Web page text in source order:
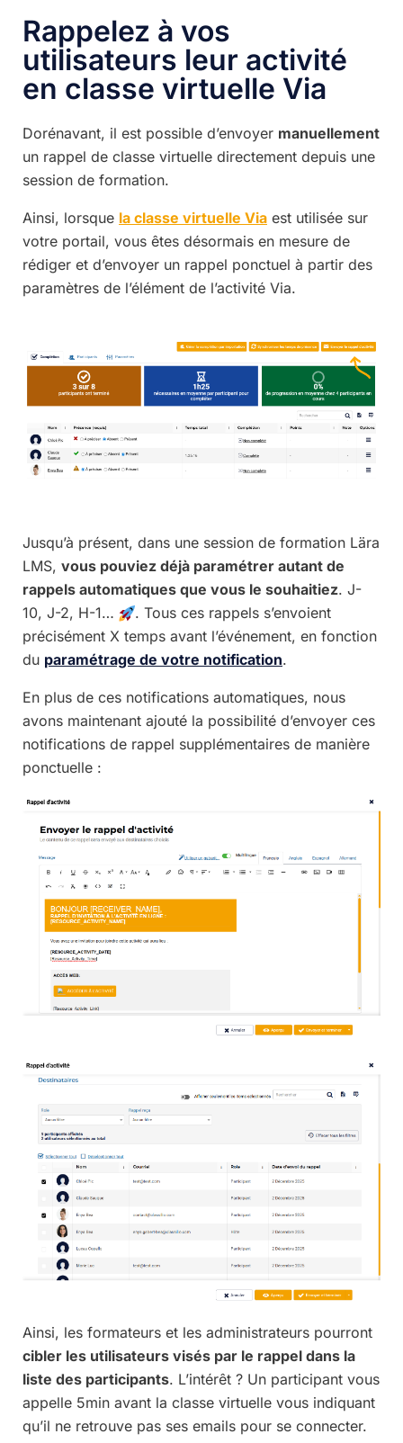
Rappelez à vos
utilisateurs leur activité
en classe virtuelle Via
Dorénavant, il est possible d’envoyer manuellement
un rappel de classe virtuelle directement depuis une
session de formation.
Ainsi, lorsque la classe virtuelle Via est utilisée sur
votre portail, vous êtes désormais en mesure de
rédiger et d’envoyer un rappel ponctuel à partir des
paramètres de l’élément de l’activité Via.
Jusqu’à présent, dans une session de formation Lära
LMS, vous pouviez déjà paramétrer autant de
rappels automatiques que vous le souhaitiez. J-
10, J-2, H-1…
. Tous ces rappels s’envoient
précisément X temps avant l’événement, en fonction
du paramétrage de votre notification.
En plus de ces notifications automatiques, nous
avons maintenant ajouté la possibilité d’envoyer ces
notifications de rappel supplémentaires de manière
ponctuelle :
Ainsi, les formateurs et les administrateurs pourront
cibler les utilisateurs visés par le rappel dans la
liste des participants. L’intérêt ? Un participant vous
appelle 5min avant la classe virtuelle vous indiquant
qu’il ne retrouve pas ses emails pour se connecter.